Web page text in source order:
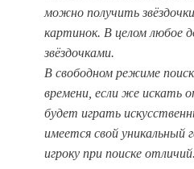
можно получить
картинок. В целом любое
звёздочками.
В свободном режиме
времени, если же искать
будет играть
имеется свой
игроку при поиске отличий.